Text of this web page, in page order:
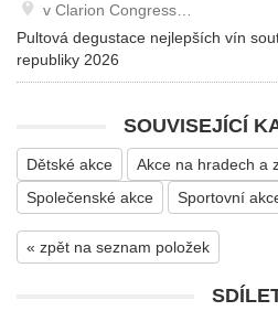
v Clarion Congress…
Pultová degustace nejlepších vín
republiky 2026
SOUVISEJÍCÍ
Dětské akce Akce na hradech a
Společenské akce
Sportovní
« zpět na seznam položek